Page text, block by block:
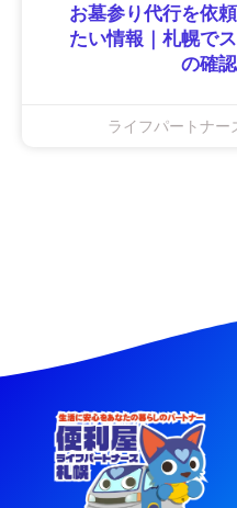
お墓参り代行を依
たい情報｜札幌で
の確
ライフパートナー